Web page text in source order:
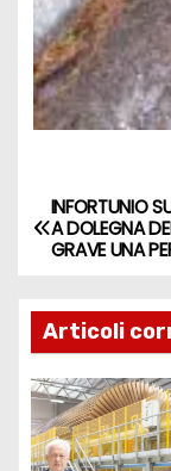
INFORTUNIO
A DOLEGNA
GRAVE UNA
Articoli